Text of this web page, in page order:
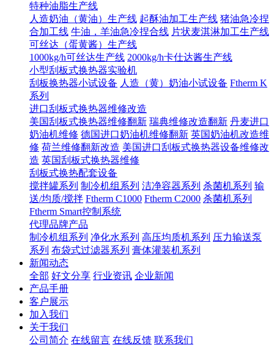
特种油脂生产线
人造奶油（黄油）生产线 起酥油加工生产线 猪油急冷捏
合加工线 牛油，羊油急冷捏合线 片状麦淇淋加工生产线
可丝达（蛋黄酱）生产线
1000kg/h可丝达生产线 2000kg/h卡仕达酱生产线
小型刮板式换热器实验机
刮板换热器小试设备 人造（黄）奶油小试设备 Ftherm K
系列
进口刮板式换热器维修改造
美国刮板式换热器维修翻新 瑞典维修改造翻新 丹麦进口
奶油机维修 德国进口奶油机维修翻新 英国奶油机改造维
修 荷兰维修翻新改造 美国进口刮板式换热器设备维修改
造 英国刮板式换热器维修
刮板式换热配套设备
搅拌罐系列 制冷机组系列 洁净容器系列 杀菌机系列 输
送/均质/搅拌 Ftherm C1000 Ftherm C2000 杀菌机系列
Ftherm Smart控制系统
代理品牌产品
制冷机组系列 净化水系列 高压均质机系列 压力输送泵
系列 布袋式过滤器系列 膏体灌装机系列
新闻动态
全部 好文分享 行业资讯 企业新闻
产品手册
客户展示
加入我们
关于我们
公司简介 在线留言 在线反馈 联系我们